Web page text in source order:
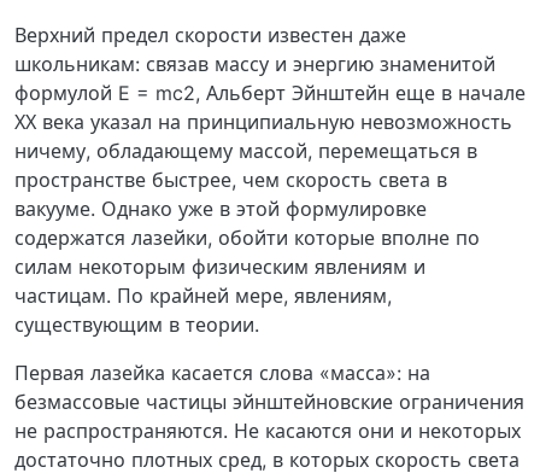
Верхний предел скорости известен даже
школьникам: связав массу и энергию знаменитой
формулой E = mc2, Альберт Эйнштейн еще в начале
ХХ века указал на принципиальную невозможность
ничему, обладающему массой, перемещаться в
пространстве быстрее, чем скорость света в
вакууме. Однако уже в этой формулировке
содержатся лазейки, обойти которые вполне по
силам некоторым физическим явлениям и
частицам. По крайней мере, явлениям,
существующим в теории.
Первая лазейка касается слова «масса»: на
безмассовые частицы эйнштейновские ограничения
не распространяются. Не касаются они и некоторых
достаточно плотных сред, в которых скорость света